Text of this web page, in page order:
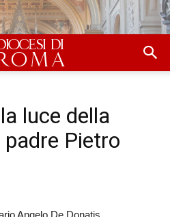
luce della
padre Pietro
Angelo De Donatis,